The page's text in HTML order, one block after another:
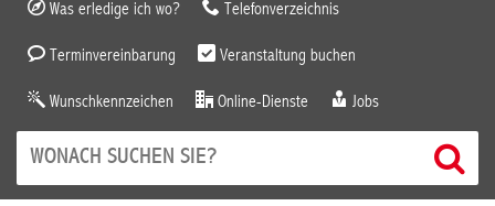
Was erledige ich wo? Telefonverzeichnis
Terminvereinbarung Veranstaltung buchen
Wunschkennzeichen Online-Dienste Jobs